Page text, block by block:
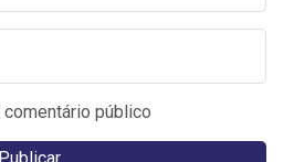
público